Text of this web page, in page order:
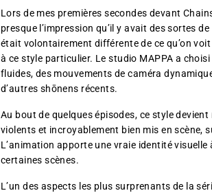
Lors de mes premières secondes devant
presque l’impression qu’il y avait des sortes
était volontairement différente de ce qu’on
à ce style particulier. Le studio MAPPA a
fluides, des mouvements de caméra
d’autres shōnens récents.
Au bout de quelques épisodes, ce style
violents et incroyablement bien mis en scène,
L’animation apporte une vraie identité
certaines scènes.
L’un des aspects les plus surprenants de la